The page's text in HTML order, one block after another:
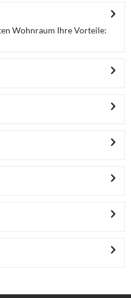
Wohnraum Ihre Vorteile: